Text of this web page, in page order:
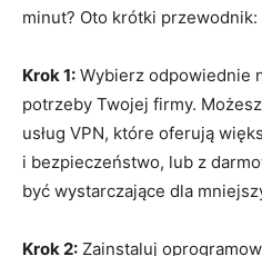
minut? Oto krótki​ przewodnik:
Krok ‌1: Wybierz odpowiednie‍
potrzeby Twojej firmy.
usług ⁢VPN, które oferują
i bezpieczeństwo, lub z
‍być⁢ wystarczające dla
Krok 2: Zainstaluj‌